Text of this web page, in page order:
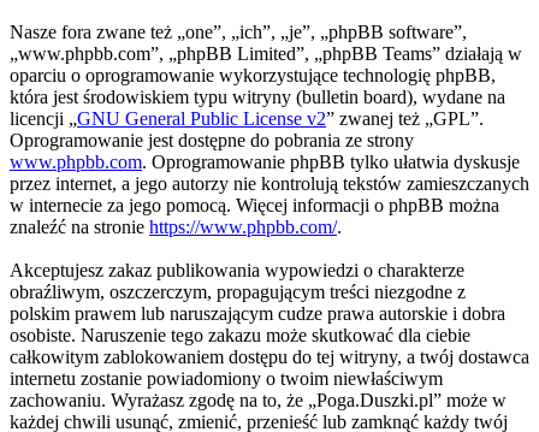
Nasze fora zwane też „one”, „ich”, „je”, „phpBB software”,
„www.phpbb.com”, „phpBB Limited”, „phpBB Teams” działają w
oparciu o oprogramowanie wykorzystujące technologię phpBB,
która jest środowiskiem typu witryny (bulletin board), wydane na
licencji „GNU General Public License v2” zwanej też „GPL”.
Oprogramowanie jest dostępne do pobrania ze strony
www.phpbb.com. Oprogramowanie phpBB tylko ułatwia dyskusje
przez internet, a jego autorzy nie kontrolują tekstów zamieszczanych
w internecie za jego pomocą. Więcej informacji o phpBB można
znaleźć na stronie https://www.phpbb.com/.
Akceptujesz zakaz publikowania wypowiedzi o charakterze
obraźliwym, oszczerczym, propagującym treści niezgodne z
polskim prawem lub naruszającym cudze prawa autorskie i dobra
osobiste. Naruszenie tego zakazu może skutkować dla ciebie
całkowitym zablokowaniem dostępu do tej witryny, a twój dostawca
internetu zostanie powiadomiony o twoim niewłaściwym
zachowaniu. Wyrażasz zgodę na to, że „Poga.Duszki.pl” może w
każdej chwili usunąć, zmienić, przenieść lub zamknąć każdy twój